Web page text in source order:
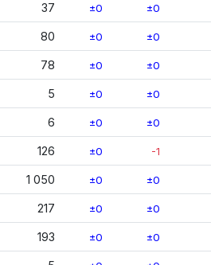
37 ±0 ±0
80 ±0 ±0
78 ±0 ±0
5 ±0 ±0
6 ±0 ±0
126 ±0 -1
1 050 ±0 ±0
217 ±0 ±0
193 ±0 ±0